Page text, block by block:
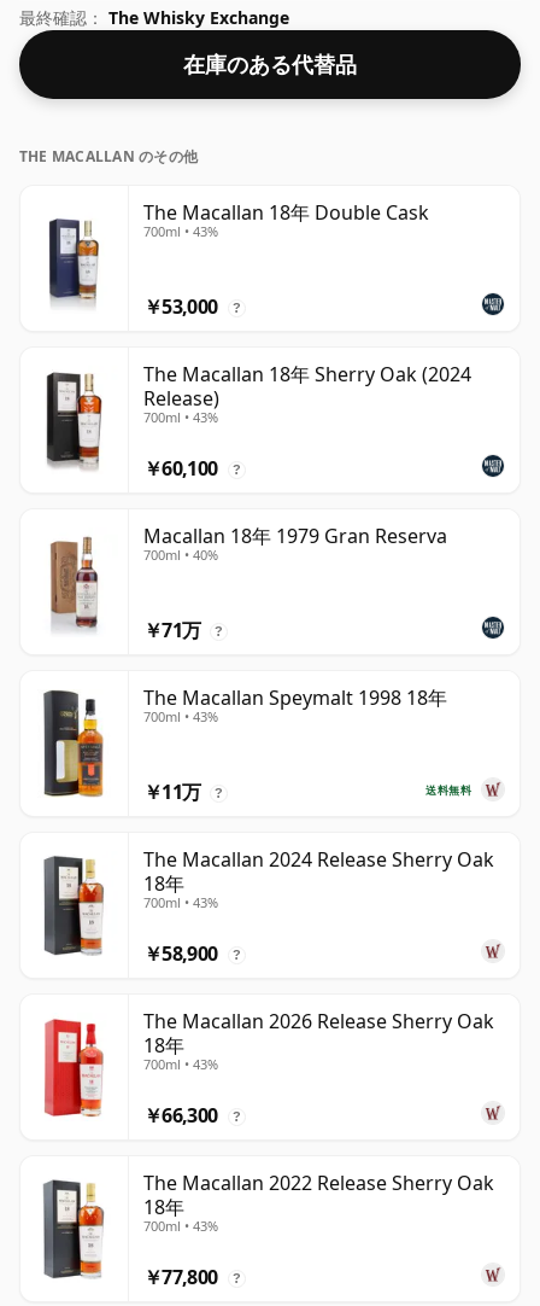
ウイスキーは、ドライフルーツと温かみのあるスパイスの
香りがします。一口ごとに、新鮮な生姜、太陽の光を浴び
て熟したオレンジ、ジューシーなレーズンの力強い風味を
味わってください。
最終確認： The Whisky Exchange
在庫のある代替品
THE MACALLAN のその他
The Macallan 18年 Double Cask
700ml • 43%
￥53,000 ?
The Macallan 18年 Sherry Oak (2024
Release)
700ml • 43%
￥60,100 ?
Macallan 18年 1979 Gran Reserva
700ml • 40%
￥71万 ?
The Macallan Speymalt 1998 18年
700ml • 43%
送料無料
￥11万 ?
The Macallan 2024 Release Sherry Oak
18年
700ml • 43%
￥58,900 ?
The Macallan 2026 Release Sherry Oak
18年
700ml • 43%
￥66,300 ?
The Macallan 2022 Release Sherry Oak
18年
700ml • 43%
￥77,800 ?